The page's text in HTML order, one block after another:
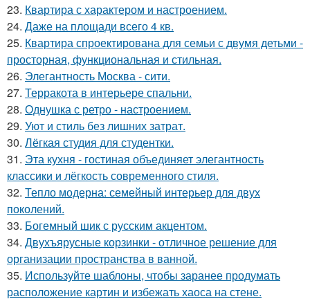
23. Квартира с характером и настроением.
24. Даже на площади всего 4 кв.
25. Квартира спроектирована для семьи с двумя детьми -
просторная, функциональная и стильная.
26. Элегантность Москва - сити.
27. Терракота в интерьере спальни.
28. Однушка с ретро - настроением.
29. Уют и стиль без лишних затрат.
30. Лёгкая студия для студентки.
31. Эта кухня - гостиная объединяет элегантность
классики и лёгкость современного стиля.
32. Тепло модерна: семейный интерьер для двух
поколений.
33. Богемный шик с русским акцентом.
34. Двухъярусные корзинки - отличное решение для
организации пространства в ванной.
35. Используйте шаблоны, чтобы заранее продумать
расположение картин и избежать хаоса на стене.